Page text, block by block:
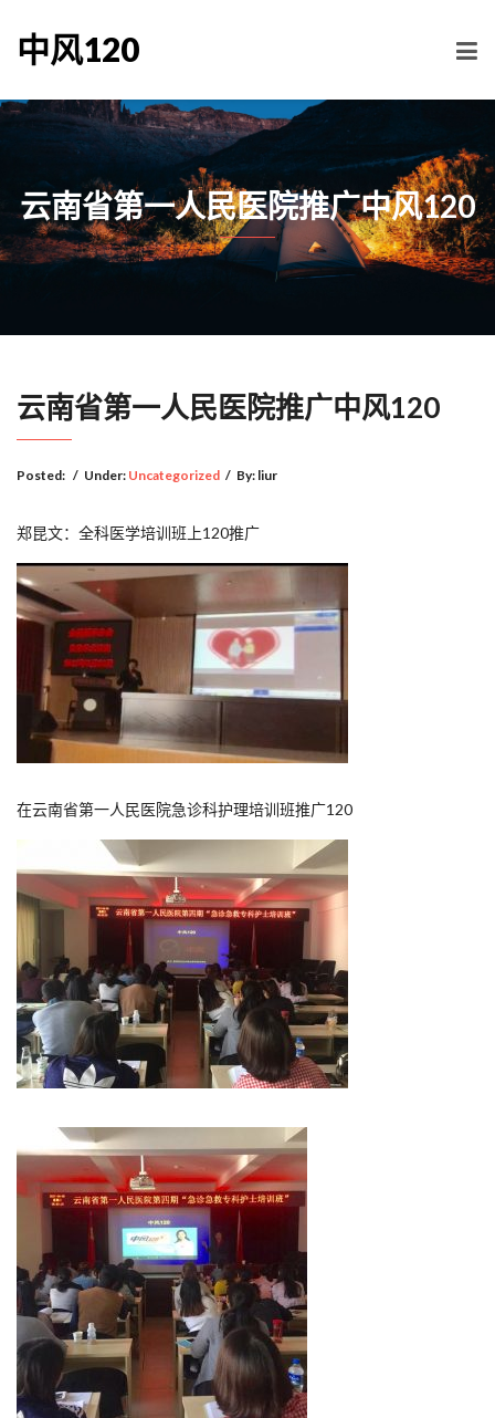
中风120
云南省第一人民医院推广中风120
云南省第一人民医院推广中风120
Posted: / Under: Uncategorized / By: liur
郑昆文：全科医学培训班上120推广
在云南省第一人民医院急诊科护理培训班推广120